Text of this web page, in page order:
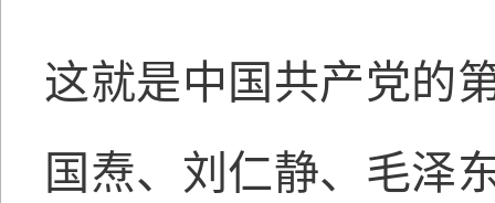
这就是中国共产党的
国焘、刘仁静、毛泽